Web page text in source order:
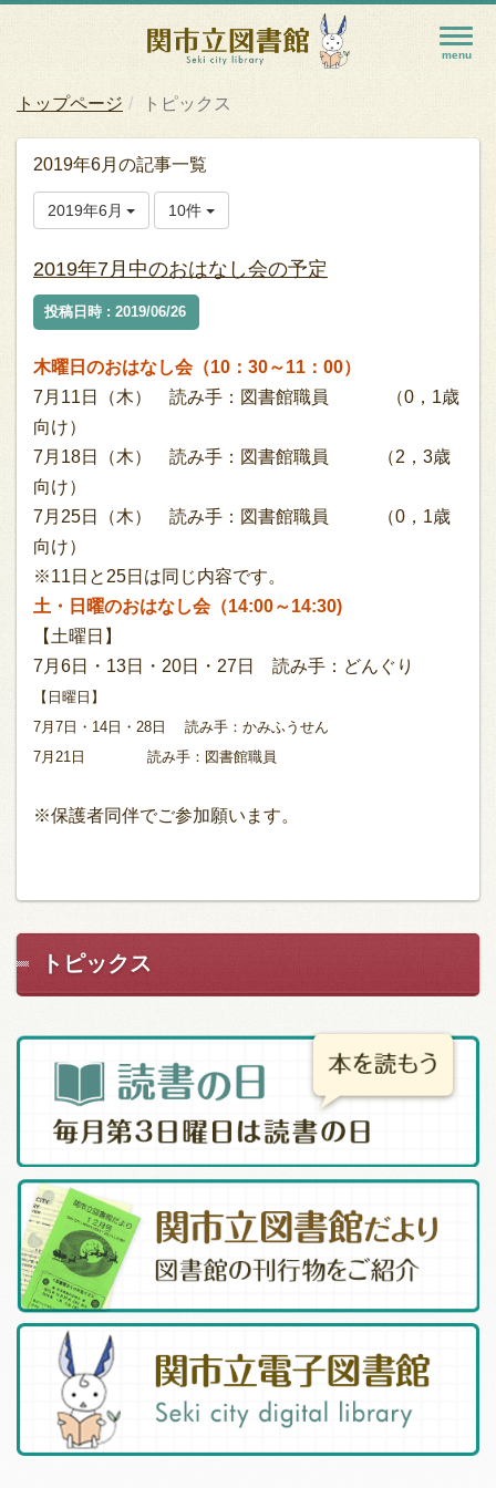
トップページ トピックス
2019年6月の記事一覧
2019年6月 10件
2019年7月中のおはなし会の予定
投稿日時 : 2019/06/26
木曜日のおはなし会（10：30～11：00）
7月11日（木） 読み手：図書館職員 （0，1歳
向け）
7月18日（木） 読み手：図書館職員 （2，3歳
向け）
7月25日（木） 読み手：図書館職員 （0，1歳
向け）
※11日と25日は同じ内容です。
土・日曜のおはなし会（14:00～14:30)
【土曜日】
7月6日・13日・20日・27日 読み手：どんぐり
【日曜日】
7月7日・14日・28日 読み手：かみふうせん
7月21日 読み手：図書館職員
※保護者同伴でご参加願います。
トピックス